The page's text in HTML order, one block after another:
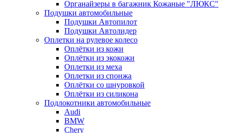
Органайзеры в багажник Кожаные "ЛЮКС"
Подушки автомобильные
Подушки Автопилот
Подушки Автолидер
Оплетки на рулевое колесо
Оплётки из кожи
Оплётки из экокожи
Оплетки из меха
Оплетки из спонжа
Оплётки со шнуровкой
Оплётки из силикона
Подлокотники автомобильные
Audi
BMW
Chery